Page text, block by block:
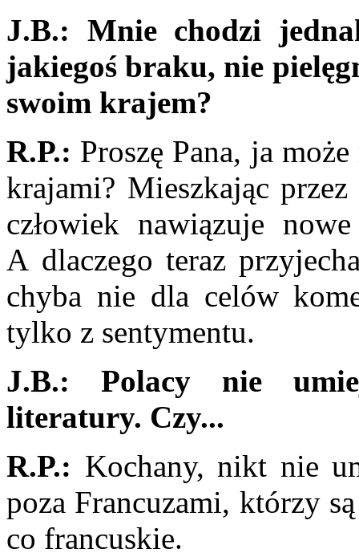
J.B.: Mnie chodzi
jakiegoś braku, nie
swoim krajem?
R.P.: Proszę Pana, ja
krajami? Mieszkając
człowiek nawiązuje
A dlaczego teraz
chyba nie dla celów
tylko z sentymentu.
J.B.: Polacy nie
literatury. Czy...
R.P.: Kochany, nikt nie
poza Francuzami, którzy
co francu­skie.